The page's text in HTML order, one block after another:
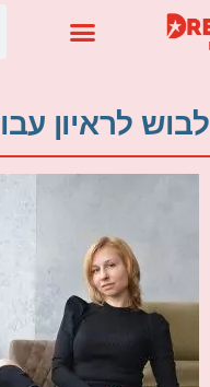
לבוש לראיון